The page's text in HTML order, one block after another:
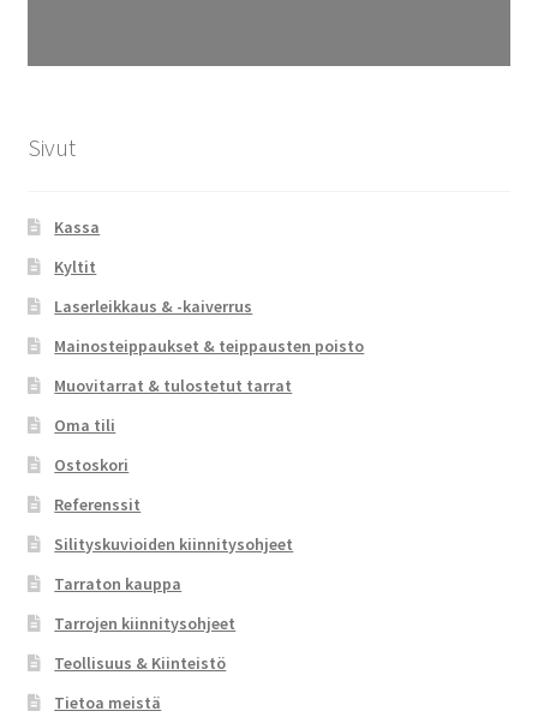
Sivut
Kassa
Kyltit
Laserleikkaus & -kaiverrus
Mainosteippaukset & teippausten poisto
Muovitarrat & tulostetut tarrat
Oma tili
Ostoskori
Referenssit
Silityskuvioiden kiinnitysohjeet
Tarraton kauppa
Tarrojen kiinnitysohjeet
Teollisuus & Kiinteistö
Tietoa meistä